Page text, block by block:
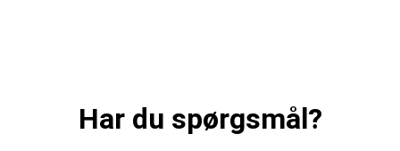
Har du spørgsmål?